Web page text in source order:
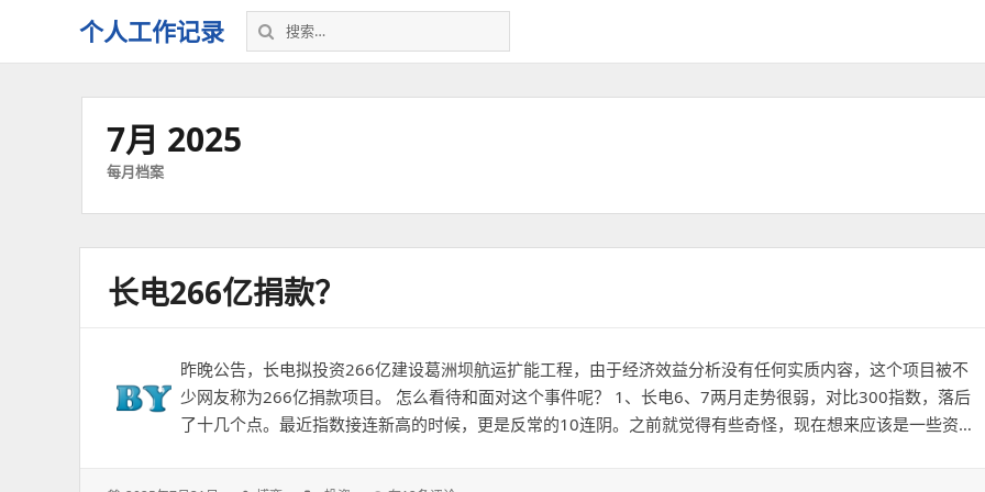
个人工作记录
搜
索：
7月 2025
每月档案
长电266亿捐款？
昨晚公告，长电拟投资266亿建设葛洲坝航运扩能工程，由于经济效益分析没有任何实质内容，这个项目被不
少网友称为266亿捐款项目。 怎么看待和面对这个事件呢？ 1、长电6、7两月走势很弱，对比300指数，落后
了十几个点。最近指数接连新高的时候，更是反常的10连阴。之前就觉得有些奇怪，现在想来应该是一些资…